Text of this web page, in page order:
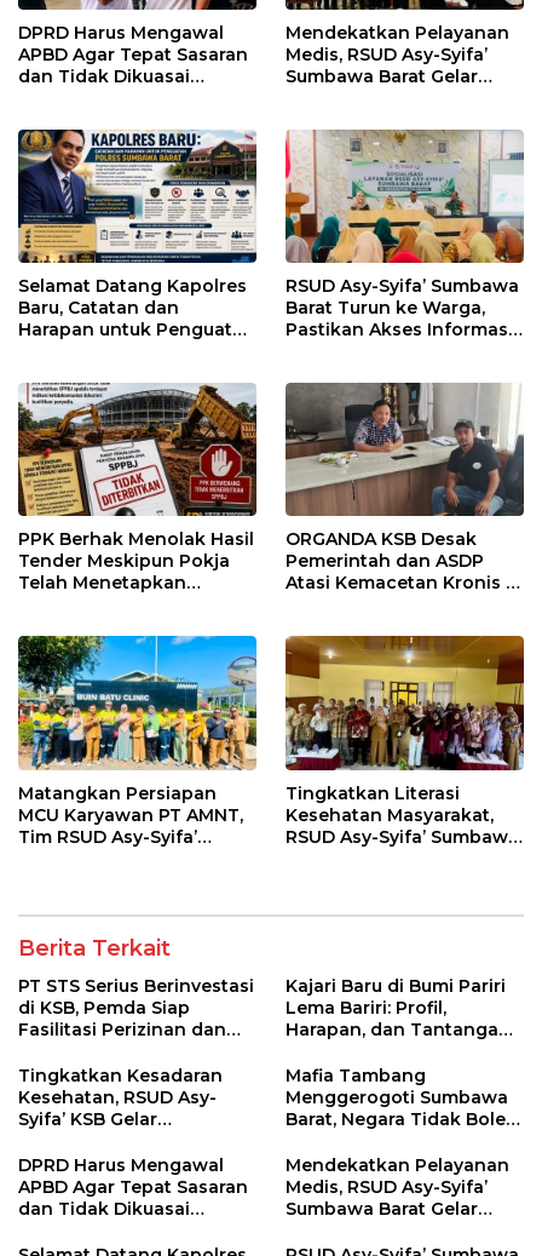
DPRD Harus Mengawal
APBD Agar Tepat Sasaran
dan Tidak Dikuasai
Mendekatkan Pelayanan
Medis, RSUD Asy-Syifa’
Sumbawa Barat Gelar
Selamat Datang Kapolres
Baru, Catatan dan
Harapan untuk Penguatan
RSUD Asy-Syifa’ Sumbawa
Barat Turun ke Warga,
Pastikan Akses Informasi
PPK Berhak Menolak Hasil
Tender Meskipun Pokja
Telah Menetapkan
ORGANDA KSB Desak
Pemerintah dan ASDP
Atasi Kemacetan Kronis di
Matangkan Persiapan
MCU Karyawan PT AMNT,
Tim RSUD Asy-Syifa’
Tingkatkan Literasi
Kesehatan Masyarakat,
RSUD Asy-Syifa’ Sumbawa
Berita Terkait
PT STS Serius Berinvestasi
di KSB, Pemda Siap
Fasilitasi Perizinan dan
Regulasi
Kajari Baru di Bumi Pariri
Lema Bariri: Profil,
Harapan, dan Tantangan
Tingkatkan Kesadaran
Kesehatan, RSUD Asy-
Syifa’ KSB Gelar
Melitus pada Lansia
Mafia Tambang
Menggerogoti Sumbawa
Barat, Negara Tidak Boleh
hingga WNA
DPRD Harus Mengawal
APBD Agar Tepat Sasaran
dan Tidak Dikuasai
Mendekatkan Pelayanan
Medis, RSUD Asy-Syifa’
Sumbawa Barat Gelar